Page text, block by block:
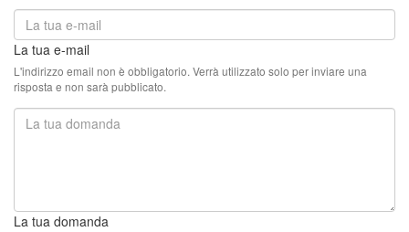
La tua e-mail
L'indirizzo email non è obbligatorio. Verrà utilizzato solo per inviare una
risposta e non sarà pubblicato.
La tua domanda